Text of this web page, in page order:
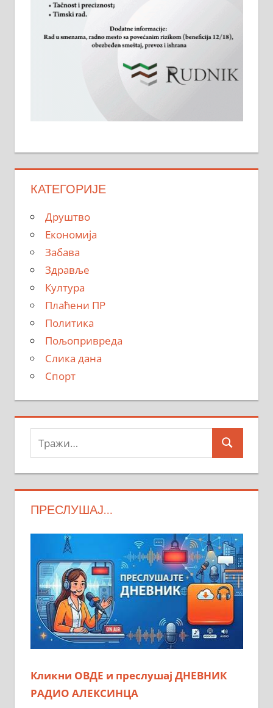
КАТЕГОРИЈЕ
Друштво
Економија
Забава
Здравље
Култура
Плаћени ПР
Политика
Пољопривреда
Слика дана
Спорт
Тражи:
Search
ПРЕСЛУШАЈ…
Кликни ОВДЕ и преслушај ДНЕВНИК
РАДИО АЛЕКСИНЦА